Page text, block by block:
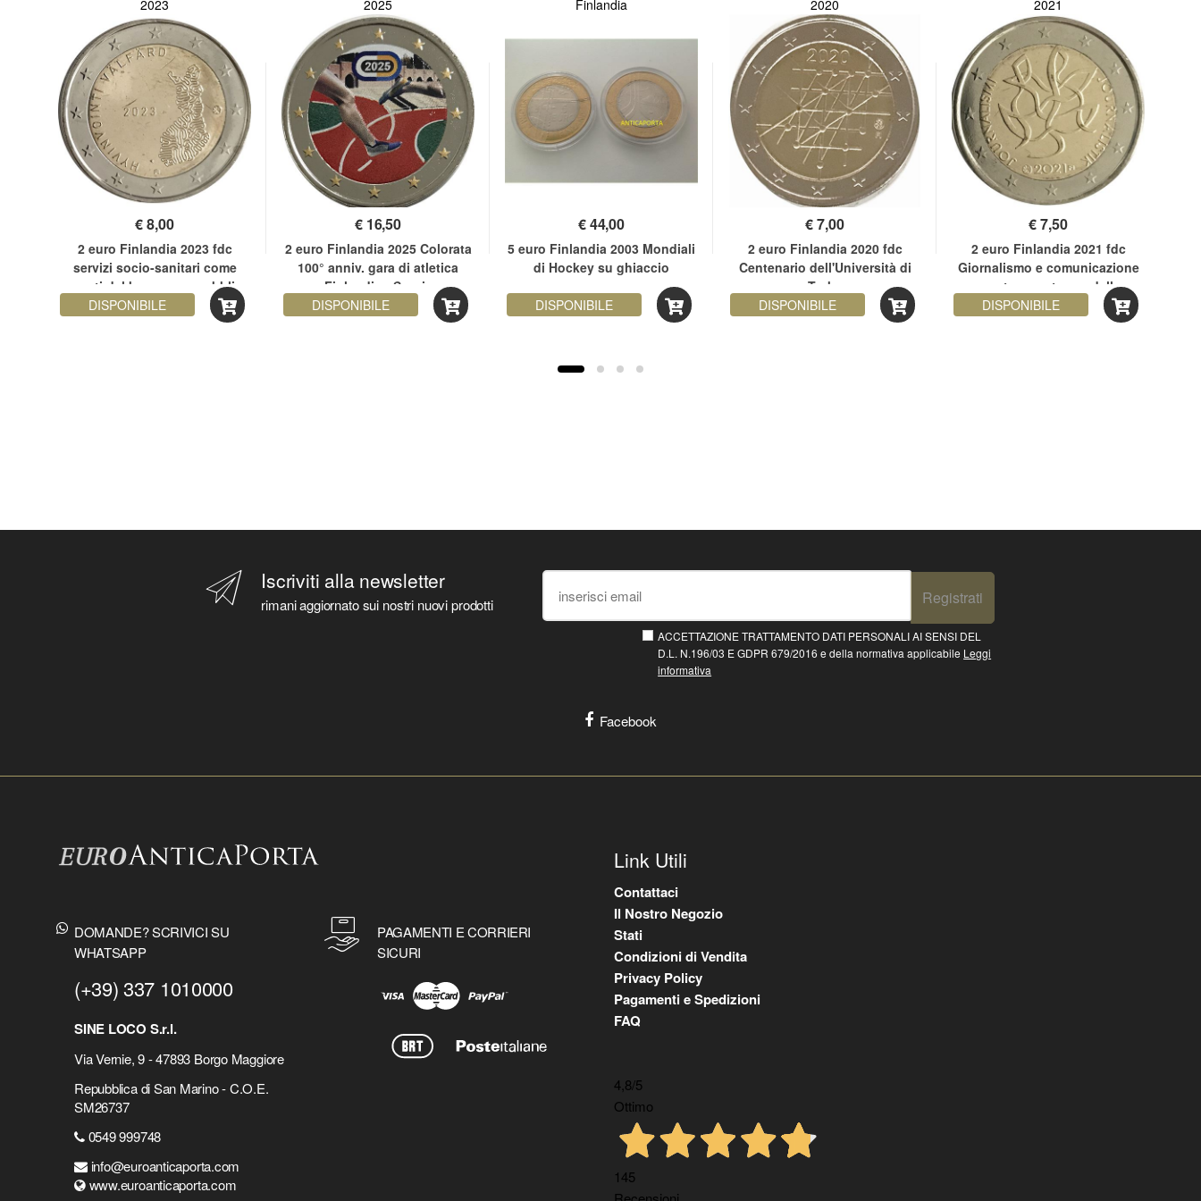
2023
€8,00
2 euro Finlandia 2023 fdc
servizi socio-sanitari come
garanti del benessere pubblico
DISPONIBILE
2025
€ 16,50
2 euro Finlandia 2025 Colorata
100° anniv. gara di atletica
Finlandia - Svezia
DISPONIBILE
Finlandia
€44,00
5 euro Finlandia 2003 Mondiali
di Hockey su ghiaccio
DISPONIBILE
2020
€7,00
2 euro Finlandia 2020 fdc
Centenario dell'Università di
Turku
DISPONIBILE
2021
€7,50
2 euro Finlandia 2021 fdc
Giornalismo e comunicazione
aperta a sostegno della
democrazia finlandese
DISPONIBILE
Iscriviti alla newsletter
rimani aggiornato sui nostri nuovi prodotti Registrati
ACCETTAZIONE TRATTAMENTO DATI PERSONALI AI SENSI DEL
D.L. N.196/03 E GDPR 679/2016 e della normativa applicabile Leggi
informativa
Facebook
DOMANDE? SCRIVICI SU
WHATSAPP
(+39) 337 1010000
SINE LOCO S.r.l.
Via Vernie, 9 - 47893 Borgo Maggiore
Repubblica di San Marino - C.O.E.
SM26737
0549 999748
info@euroanticaporta.com
www.euroanticaporta.com
PAGAMENTI E CORRIERI
SICURI
Link Utili
Contattaci
Il Nostro Negozio
Stati
Condizioni di Vendita
Privacy Policy
Pagamenti e Spedizioni
FAQ
4,8/5
Ottimo
145